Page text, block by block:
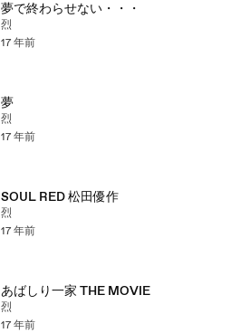
夢で終わらせない・・・
烈
17 年前
夢
烈
17 年前
SOUL RED 松田優作
烈
17 年前
あばしり一家 THE MOVIE
烈
17 年前